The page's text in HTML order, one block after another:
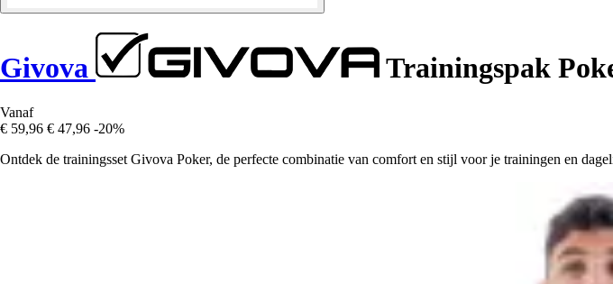
Givova Trainingspak
Vanaf
€ 59,96 € 47,96 -20%
Ontdek de trainingsset Givova Poker, de perfecte combinatie van comfort en stijl voor je trainingen en